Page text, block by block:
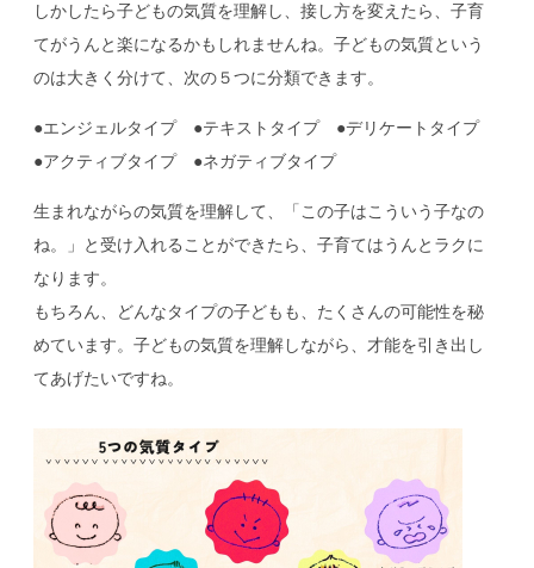
しかしたら子どもの気質を理解し、接し方を変えたら、子育
てがうんと楽になるかもしれませんね。子どもの気質という
のは大きく分けて、次の５つに分類できます。
●エンジェルタイプ ●テキストタイプ ●デリケートタイプ
●アクティブタイプ ●ネガティブタイプ
生まれながらの気質を理解して、「この子はこういう子なの
ね。」と受け入れることができたら、子育てはうんとラクに
なります。
もちろん、どんなタイプの子どもも、たくさんの可能性を秘
めています。子どもの気質を理解しながら、才能を引き出し
てあげたいですね。